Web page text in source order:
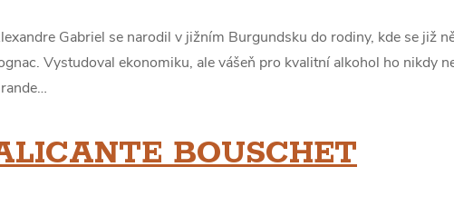
Gabriel se narodil v jižním Burgundsku do rodiny, kde se již
Vystudoval ekonomiku, ale vášeň pro kvalitní alkohol ho nikdy
BOUSCHET